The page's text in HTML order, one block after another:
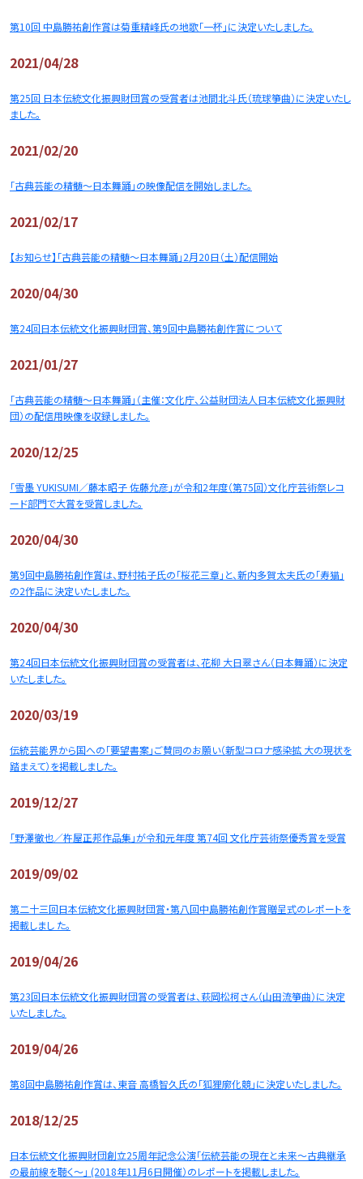
第10回 中島勝祐創作賞は菊重精峰氏の地歌「一杯」に決定いたしました。
2021/04/28
第25回 日本伝統文化振興財団賞の受賞者は池間北斗氏（琉球箏曲）に決定いたし
ました。
2021/02/20
「古典芸能の精髄～日本舞踊」の映像配信を開始しました。
2021/02/17
【お知らせ】「古典芸能の精髄～日本舞踊」2月20日（土）配信開始
2020/04/30
第24回日本伝統文化振興財団賞、第9回中島勝祐創作賞について
2021/01/27
「古典芸能の精髄～日本舞踊」（主催：文化庁、公益財団法人日本伝統文化振興財
団）の配信用映像を収録しました。
2020/12/25
「雪墨 YUKISUMI／藤本昭子 佐藤允彦」が令和2年度（第75回）文化庁芸術祭レコ
ード部門で大賞を受賞しました。
2020/04/30
第9回中島勝祐創作賞は、野村祐子氏の「桜花三章」と、新内多賀太夫氏の「寿猫」
の2作品に決定いたしました。
2020/04/30
第24回日本伝統文化振興財団賞の受賞者は、花柳 大日翠さん（日本舞踊）に決定
いたしました。
2020/03/19
伝統芸能界から国への「要望書案」ご賛同のお願い（新型コロナ感染拡 大の現状を
踏まえて）を掲載しました。
2019/12/27
「野澤徹也／杵屋正邦作品集」が令和元年度 第74回 文化庁芸術祭優秀賞を受賞
2019/09/02
第二十三回日本伝統文化振興財団賞・第八回中島勝祐創作賞贈呈式のレポートを
掲載しまし た。
2019/04/26
第23回日本伝統文化振興財団賞の受賞者は、萩岡松柯さん（山田流箏曲）に決定
いたしました。
2019/04/26
第8回中島勝祐創作賞は、東音 高橋智久氏の「狐狸廓化競」に決定いたしました。
2018/12/25
日本伝統文化振興財団創立25周年記念公演「伝統芸能の現在と未来～古典継承
の最前線を聴く～」 (2018年11月6日開催）のレポートを掲載しました。